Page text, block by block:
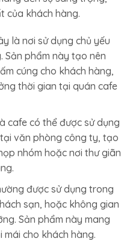
của khách hàng.
là nơi sử dụng chủ yếu
phẩm này tạo nên
cúng cho khách hàng,
thời gian tại quán cafe
cafe có thể được sử dụng
văn phòng công ty, tạo
nhóm hoặc nơi thư giãn
được sử dụng trong
sạn, hoặc không gian
Sản phẩm này mang
cho khách hàng.